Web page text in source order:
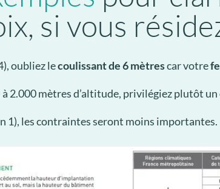
si vous
oubliez lecoulissant de 6 mètrescar votre
2.000 mètres d’altitude, privilégiez plutôt un
1), les contraintes seront moins importantes.